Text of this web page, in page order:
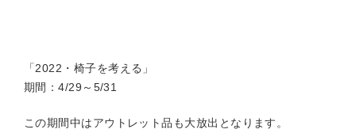
「2022・椅子を考える」
期間：4/29～5/31
この期間中はアウトレット品も大放出となります。